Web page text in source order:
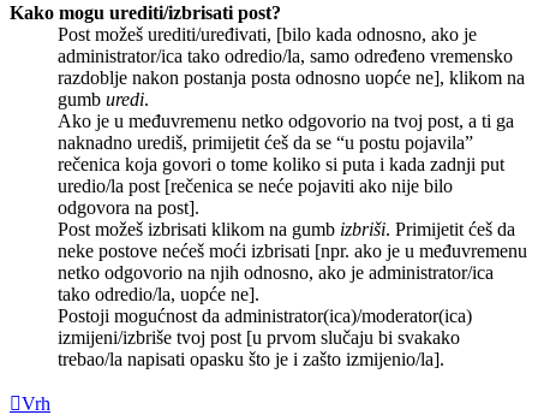
Kako mogu urediti/izbrisati post?
Post možeš urediti/uređivati, [bilo kada odnosno, ako je
administrator/ica tako odredio/la, samo određeno vremensko
razdoblje nakon postanja posta odnosno uopće ne], klikom na
gumb uredi.
Ako je u međuvremenu netko odgovorio na tvoj post, a ti ga
naknadno urediš, primijetit ćeš da se “u postu pojavila”
rečenica koja govori o tome koliko si puta i kada zadnji put
uredio/la post [rečenica se neće pojaviti ako nije bilo
odgovora na post].
Post možeš izbrisati klikom na gumb izbriši. Primijetit ćeš da
neke postove nećeš moći izbrisati [npr. ako je u međuvremenu
netko odgovorio na njih odnosno, ako je administrator/ica
tako odredio/la, uopće ne].
Postoji mogućnost da administrator(ica)/moderator(ica)
izmijeni/izbriše tvoj post [u prvom slučaju bi svakako
trebao/la napisati opasku što je i zašto izmijenio/la].
Vrh